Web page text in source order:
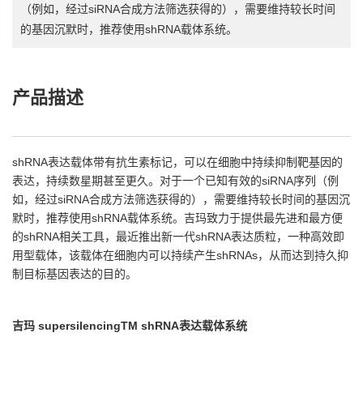
（例如，经过siRNA合成方法筛选获得的），需要维持较长时间
的基因沉默时，推荐使用shRNA载体系统。
产品描述
shRNA表达载体带有抗生素标记，可以在细胞中持续抑制靶基因的
表达，持续数星期甚至更久。对于一个已知有效的siRNA序列（例
如，经过siRNA合成方法筛选获得的），需要维持较长时间的基因沉
默时，推荐使用shRNA载体系统。吉玛致力于提供最先进和最方便
的shRNA相关工具，最近推出新一代shRNA表达质粒，一种高效即
用型载体，该载体在细胞内可以持续产生shRNAs，从而达到持久抑
制目标基因表达的目的。
吉玛 supersilencingTM shRNA表达载体系统